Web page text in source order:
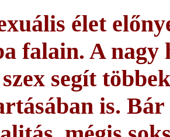
élet
falain. A
segít
is.